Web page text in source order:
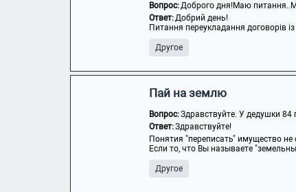
Вопрос:Доброго дня!Маю
Ответ:Добрий день!
Питання переукладання договорів
Другое
Пай на землю
Вопрос:Здравствуйте. У дедушки 84
Ответ:Здравствуйте!
Понятия "переписать" имущество не
Если то, что Вы называете
Другое